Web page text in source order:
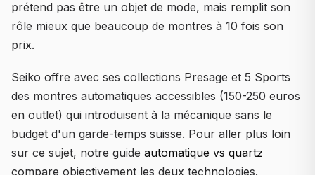
prétend pas être un objet de mode, mais remplit son
rôle mieux que beaucoup de montres à 10 fois son
prix.
Seiko offre avec ses collections Presage et 5 Sports
des montres automatiques accessibles (150-250 euros
en outlet) qui introduisent à la mécanique sans le
budget d'un garde-temps suisse. Pour aller plus loin
sur ce sujet, notre guide automatique vs quartz
compare objectivement les deux technologies.